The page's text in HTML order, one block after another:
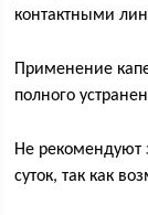
контактными
Применение
полного
Не рекомендуют
суток, так как